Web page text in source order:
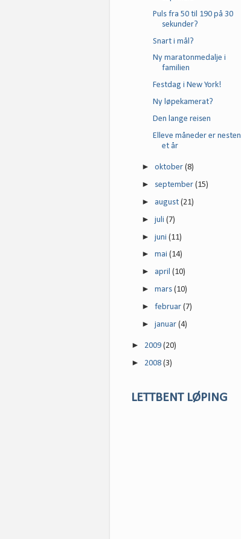
Puls fra 50 til 190 på 30
sekunder?
Snart i mål?
Ny maratonmedalje i
familien
Festdag i New York!
Ny løpekamerat?
Den lange reisen
Elleve måneder er nesten
et år
►oktober(8)
► september(15)
►august(21)
►juli(7)
►juni(11)
►mai(14)
►april(10)
►mars(10)
►februar(7)
►januar(4)
► 2009 (20)
► 2008 (3)
LETTBENT LØPING